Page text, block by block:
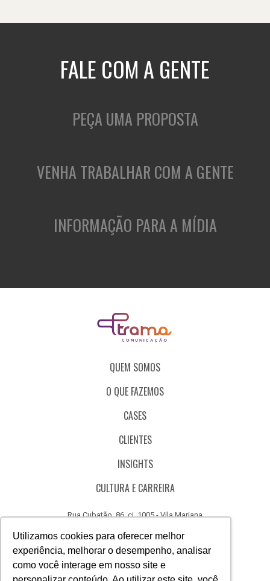
Utilizamos cookies para oferecer melhor
experiência, melhorar o desempenho, analisar
como você interage em nosso site e
FALE COM A GENTE
PEÇA UMA PROPOSTA
VENHA TRABALHAR COM A GENTE
INFORMAÇÃO PARA A MÍDIA
QUEM SOMOS
O QUE FAZEMOS
CASES
CLIENTES
INSIGHTS
CULTURA E CARREIRA
Rua Cubatão, 86, cj. 1005 - Vila Mariana
CÓDIGO DE ÉTICA